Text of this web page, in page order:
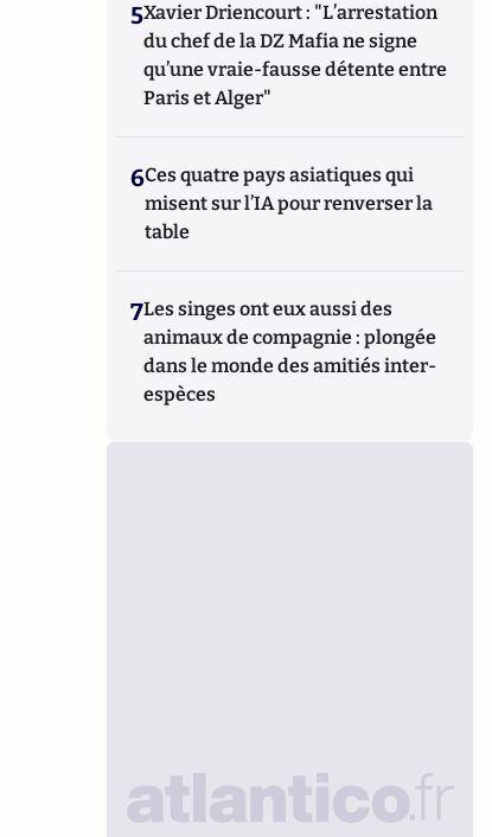
5Xavier Driencourt : "L’arrestation
du chef de la DZ Mafia ne signe
qu’une vraie-fausse détente entre
Paris et Alger"
6Ces quatre pays asiatiques qui
misent sur l’IA pour renverser la
table
7Les singes ont eux aussi des
animaux de compagnie : plongée
dans le monde des amitiés inter-
espèces